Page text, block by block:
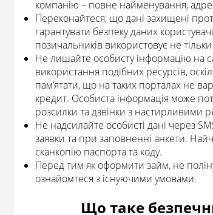
компанію – повне найменування,
Переконайтеся, що дані захищені
гарантувати безпеку даних
позичальників використовує не
Не лишайте особисту інформацію на
використання подібних ресурсів,
пам’ятати, що на таких порталах не
кредит. Особиста інформація може
розсилки та дзвінки з настирливими
Не надсилайте особисті дані через
заявки та при заповненні анкети.
сканкопію паспорта та коду.
Перед тим як оформити займ, не
ознайомтеся з існуючими умовами.
Що таке